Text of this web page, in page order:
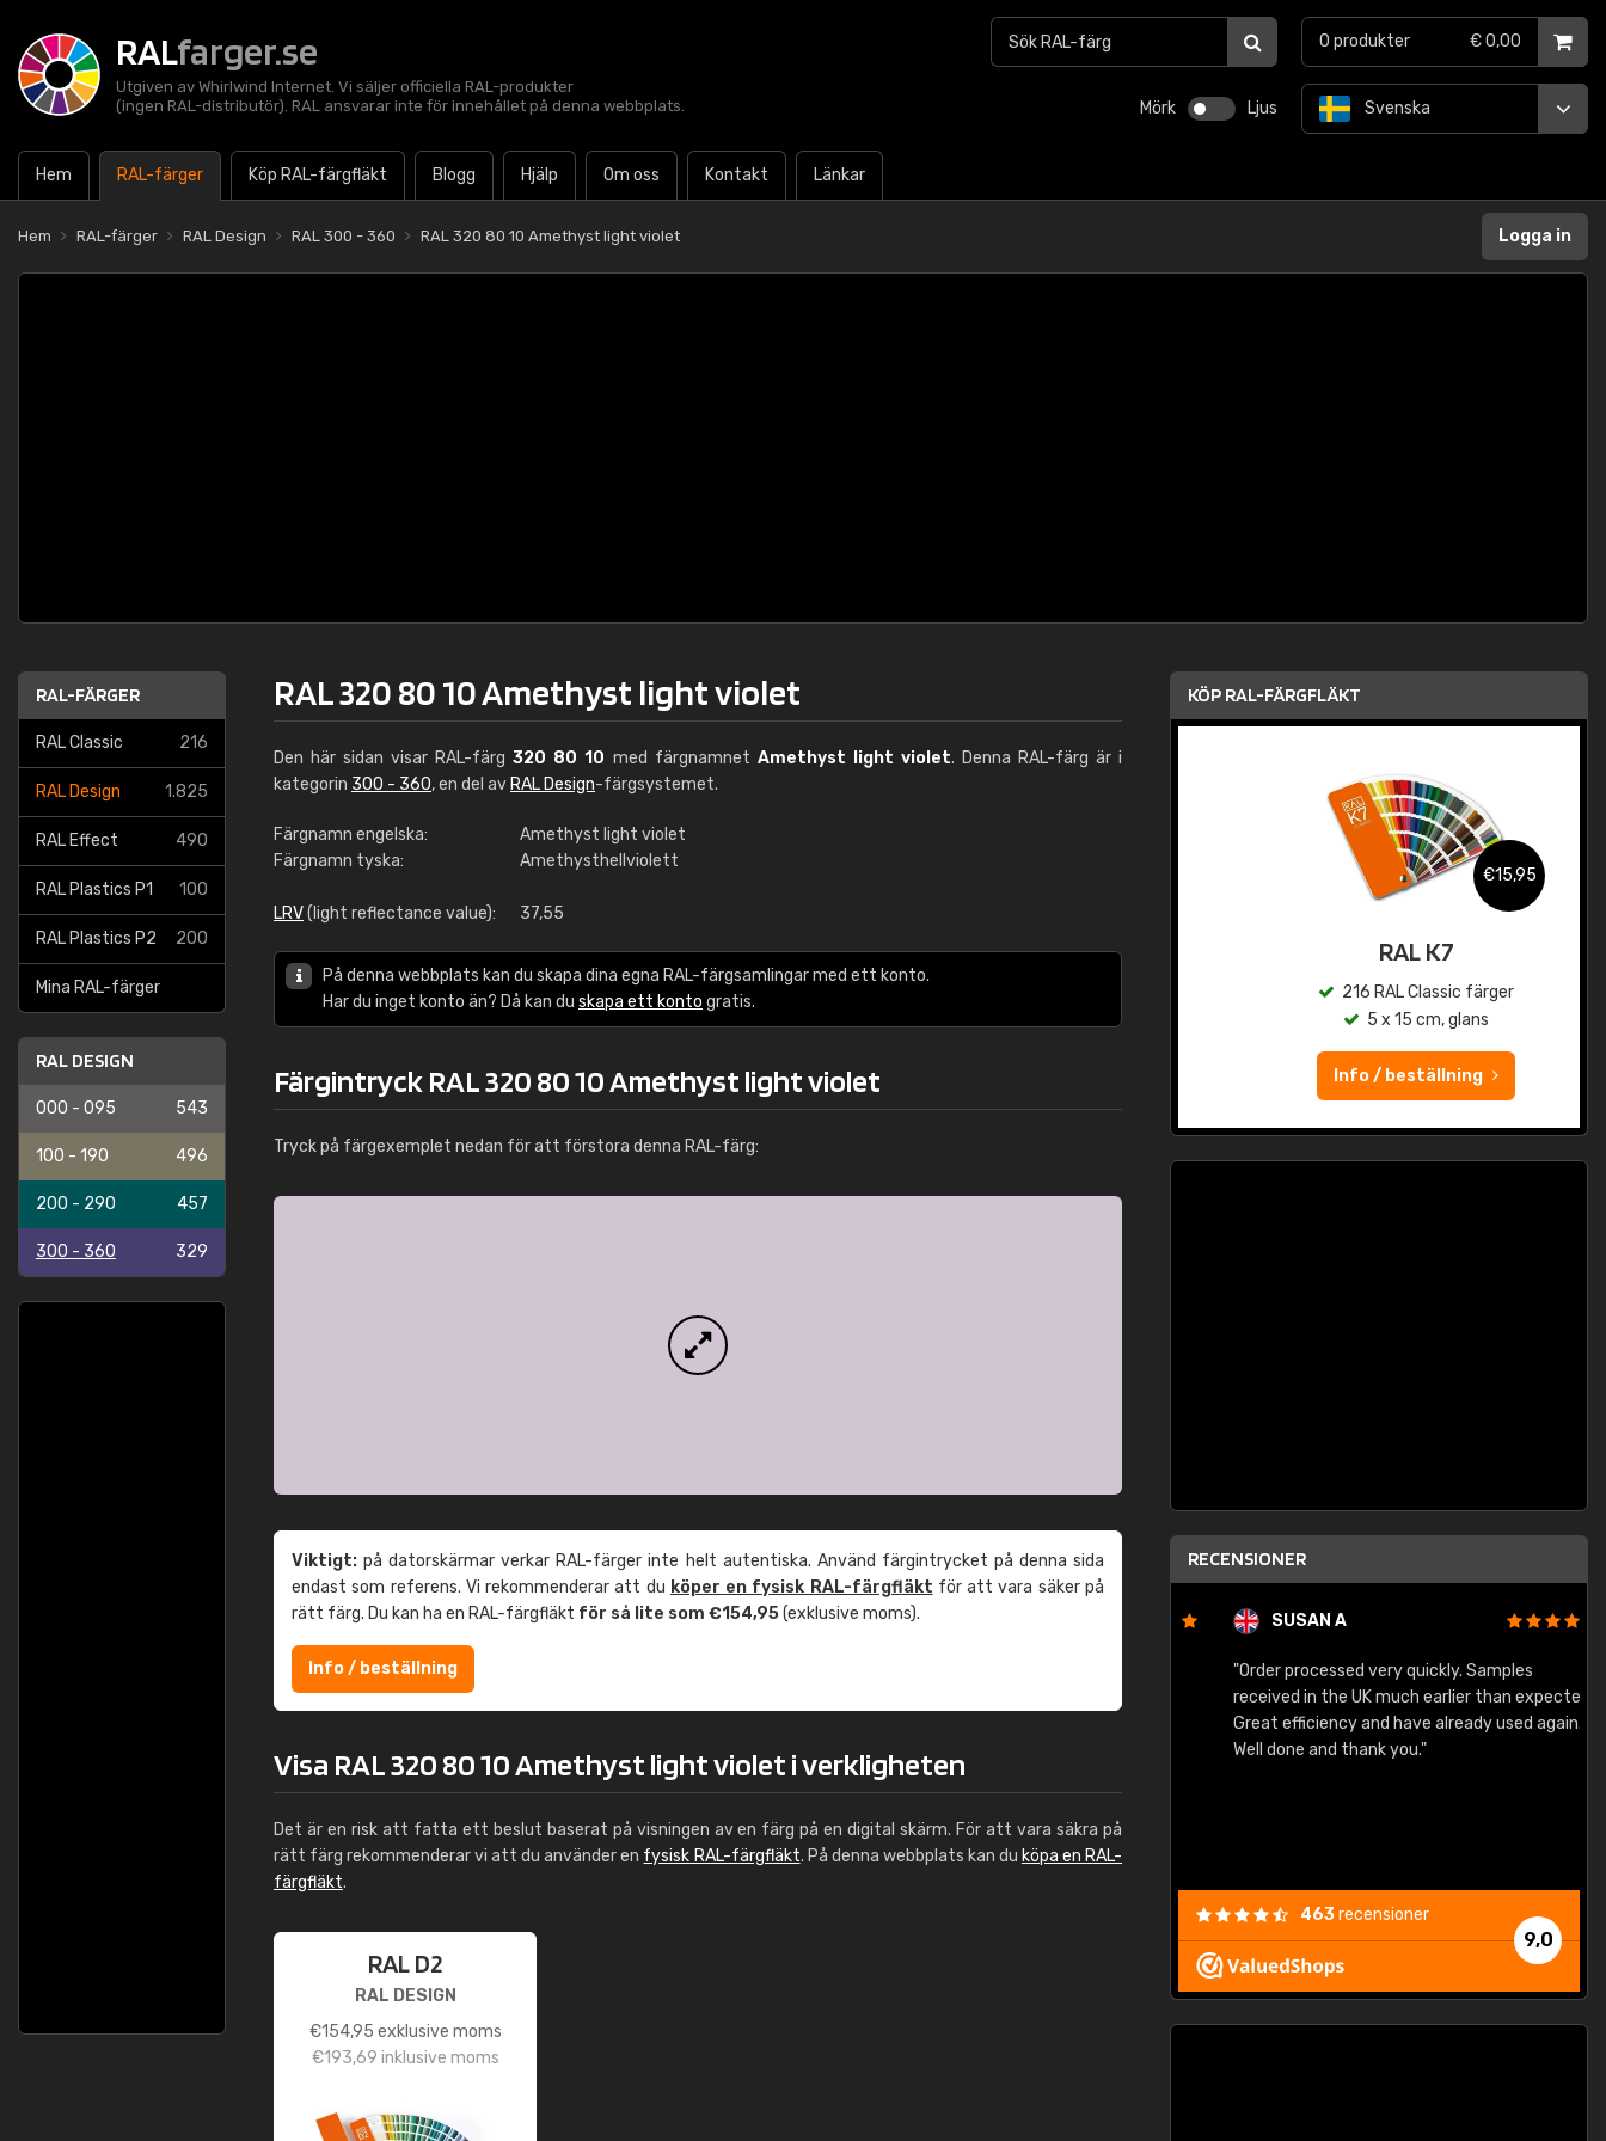
RALfarger.se
Utgiven av Whirlwind Internet. Vi säljer officiella RAL-produkter
(ingen RAL-distributör). RAL ansvarar inte för innehållet på denna webbplats.
Mörk Ljus
Hem RAL-färger Köp RAL-färgfläkt Blogg Hjälp Om oss Kontakt Länkar
Svenska
0 produkter € 0,00
Hem RAL-färger RAL Design RAL 300 - 360 RAL 320 80 10 Amethyst light violet Logga in
RAL-FÄRGER
RAL Classic 216
RAL Design 1.825
RAL Effect 490
RAL Plastics P1 100
RAL Plastics P2 200
Mina RAL-färger
RAL DESIGN
000 - 095 543
100 - 190 496
200 - 290 457
300 - 360 329
RAL 320 80 10 Amethyst light violet
Den här sidan visar RAL-färg320 80 10 med färgnamnet Amethyst light violet. Denna RAL-färg är i
kategorin 300 - 360, en del av RAL Design-färgsystemet.
Färgnamn engelska:
Amethyst light violet
Färgnamn tyska:
Amethysthellviolett
LRV(light reflectance value): 37,55
På denna webbplats kan du skapa dina egna RAL-färgsamlingar med ett konto.
Har du inget konto än? Då kan du skapa ett konto gratis.
Färgintryck RAL 320 80 10 Amethyst light violet
Tryck på färgexemplet nedan för att förstora denna RAL-färg:
Viktigt: på datorskärmar verkar RAL-färger inte helt autentiska. Använd färgintrycket på denna sida
endast som referens. Vi rekommenderar att du köper en fysisk RAL-färgfläkt för att vara säker på
rätt färg. Du kan ha en RAL-färgfläkt för så lite som €154,95(exklusive moms).
Info / beställning
Visa RAL 320 80 10 Amethyst light violet i verkligheten
Det är en risk att fatta ett beslut baserat på visningen av en färg på en digital skärm. För att vara säkra på
rätt färg rekommenderar vi att du använder en fysisk RAL-färgfläkt. På denna webbplats kan du köpa en RAL-
färgfläkt.
RAL D2
RAL DESIGN
€154,95 exklusive moms
€193,69 inklusive moms
KÖP RAL-FÄRGFLÄKT
RAL K7 vattenbaserad
€15,95
RAL K7
216 RAL Classic färger
5 x 15 cm, glans
Info / beställning
RECENSIONER
Leinster Home and
SUSAN A
"Order processed very quickly. Samples
received in the UK much earlier than expected.
Great efficiency and have already used again.
Well done and thank you."
9,0
463recensioner